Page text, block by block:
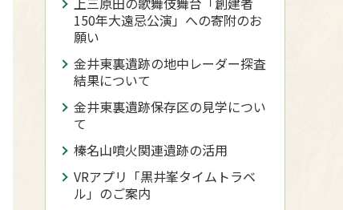
150年大遠忌公演」への寄附のお
願い
金井東裏遺跡の地中レーダー探査
結果について
金井東裏遺跡保存区の見学につい
て
榛名山噴火関連遺跡の活用
VRアプリ「黒井峯タイムトラベ
ル」のご案内